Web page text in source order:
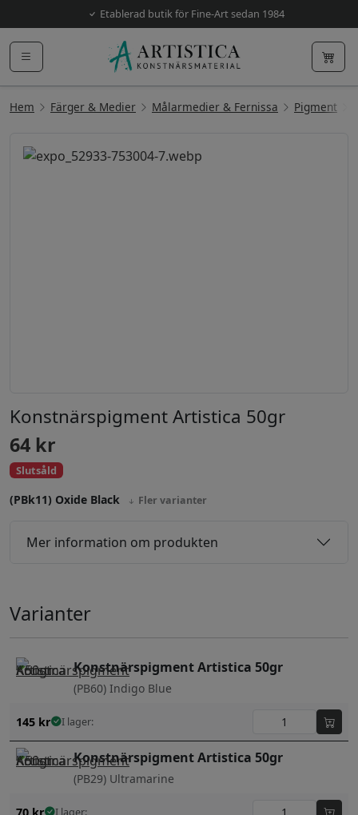
Etablerad butik för Fine-Art sedan 1984
Hem Färger & Medier Målarmedier & Fernissa Pigment
Konstnärspigment Artistica 50gr
64 kr
Slutsåld
(PBk11) Oxide Black Fler varianter
Mer information om produkten
Varianter
Konstnärspigment Artistica 50gr
(PB60) Indigo Blue
145 kr I lager:
Konstnärspigment Artistica 50gr
(PB29) Ultramarine
I lager: